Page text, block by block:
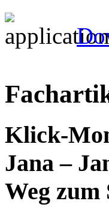
Klick-
Jana –
Weg zum